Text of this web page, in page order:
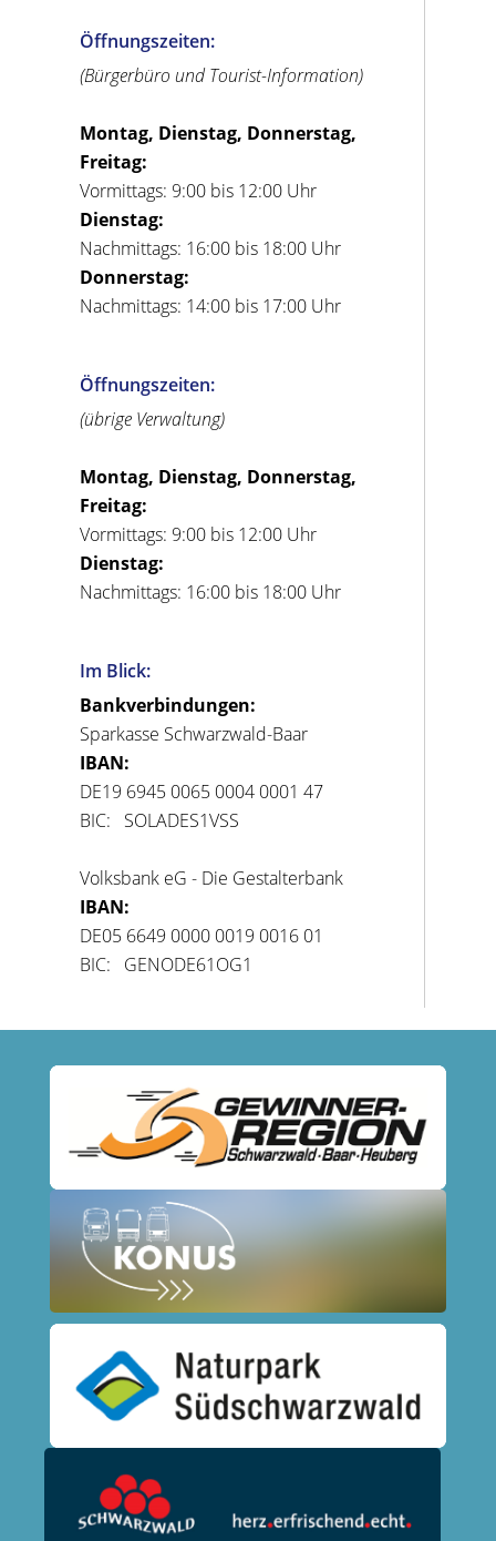
Öffnungszeiten:
(Bürgerbüro und Tourist-Information)
Montag, Dienstag, Donnerstag,
Freitag:
Vormittags: 9:00 bis 12:00 Uhr
Dienstag:
Nachmittags: 16:00 bis 18:00 Uhr
Donnerstag:
Nachmittags: 14:00 bis 17:00 Uhr
Öffnungszeiten:
(übrige Verwaltung)
Montag, Dienstag, Donnerstag,
Freitag:
Vormittags: 9:00 bis 12:00 Uhr
Dienstag:
Nachmittags: 16:00 bis 18:00 Uhr
Im Blick:
Bankverbindungen:
Sparkasse Schwarzwald-Baar
IBAN:
DE19 6945 0065 0004 0001 47
BIC: SOLADES1VSS
Volksbank eG - Die Gestalterbank
IBAN:
DE05 6649 0000 0019 0016 01
BIC: GENODE61OG1